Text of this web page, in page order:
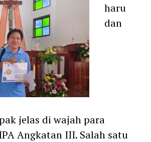
haru
dan
jelas di wajah para
Angkatan III. Salah satu